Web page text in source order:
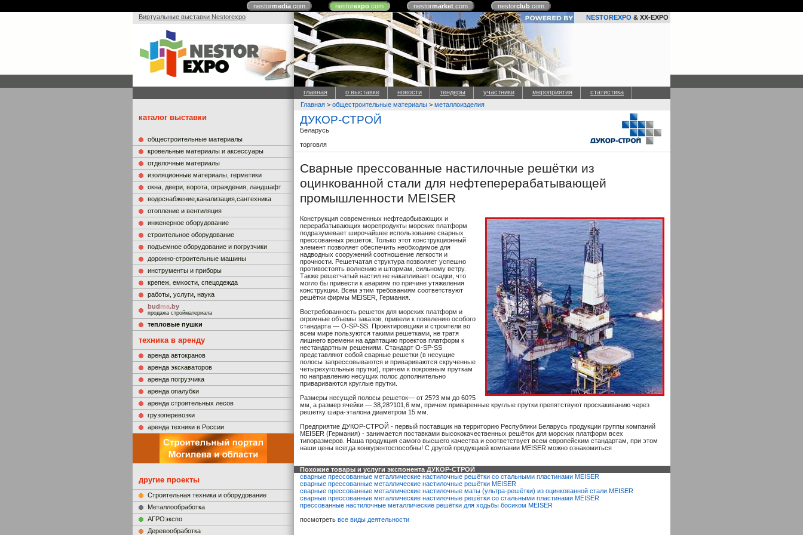
nestormedia.com nestorexpo.com nestormarket.com nestorclub.com
Виртуальные выставки Nestorexpo
NESTOREXPO & XX-EXPO
главная о выставке новости тендеры участники мероприятия статистика
каталог выставки
общестроительные материалы
кровельные материалы и аксессуары
отделочные материалы
изоляционные материалы, герметики
окна, двери, ворота, ограждения, ландшафт
водоснабжение,канализация,сантехника
отопление и вентиляция
инженерное оборудование
строительное оборудование
подъемное оборудование и погрузчики
дорожно-строительные машины
инструменты и приборы
крепеж, емкости, спецодежда
работы, услуги, наука
budma.by
продажа стройматериала
тепловые пушки
техника в аренду
аренда автокранов
аренда экскаваторов
аренда погрузчика
аренда опалубки
аренда строительных лесов
грузоперевозки
аренда техники в России
другие проекты
Строительная техника и оборудование
Металлообработка
АГРОэкспо
Деревообработка
Главная > общестроительные материалы > металлоизделия
ДУКОР-СТРОЙ
Беларусь
торговля
Сварные прессованные настилочные решётки из
оцинкованной стали для нефтеперерабатывающей
промышленности MEISER
Конструкция современных нефтедобывающих и
перерабатывающих морепродукты морских платформ
подразумевает широчайшее использование сварных
прессованных решеток. Только этот конструкционный
элемент позволяет обеспечить необходимое для
надводных сооружений соотношение легкости и
прочности. Решетчатая структура позволяет успешно
противостоять волнению и штормам, сильному ветру.
Также решетчатый настил не накапливает осадки, что
могло бы привести к авариям по причине утяжеления
конструкции. Всем этим требованиям соответствуют
решётки фирмы MEISER, Германия.
Востребованность решеток для морских платформ и
огромные объемы заказов, привели к появлению особого
стандарта — O-SP-SS. Проектировщики и строители во
всем мире пользуются такими решетками, не тратя
лишнего времени на адаптацию проектов платформ к
нестандартным решениям. Стандарт O-SP-SS
представляют собой сварные решетки (в несущие
полосы запрессовываются и привариваются скрученные
четырехугольные прутки), причем к покровным пруткам
по направлению несущих полос дополнительно
привариваются круглые прутки.
Размеры несущей полосы решеток— от 25?3 мм до 60?5
мм, а размер ячейки — 38,28?101,6 мм, причем приваренные круглые прутки препятствуют проскакиванию через
решетку шара-эталона диаметром 15 мм.
Предприятие ДУКОР-СТРОЙ - первый поставщик на территорию Республики Беларусь продукции группы компаний
MEISER (Германия) - занимается поставками высококачественных решёток для морских платформ всех
типоразмеров. Наша продукция самого высшего качества и соответствует всем европейским стандартам, при этом
наши цены всегда конкурентоспособны! С другой продукцией компании MEISER можно ознакомиться
Похожие товары и услуги экспонента ДУКОР-СТРОЙ
сварные прессованные металлические настилочные решётки со стальными пластинами MEISER
сварные прессованные металлические настилочные решётки MEISER
сварные прессованные металлические настилочные маты (ультра-решётки) из оцинкованной стали MEISER
сварные прессованные металлические настилочные решётки со стальными пластинами MEISER
прессованные настилочные металлические решётки для ходьбы босиком MEISER
посмотреть все виды деятельности